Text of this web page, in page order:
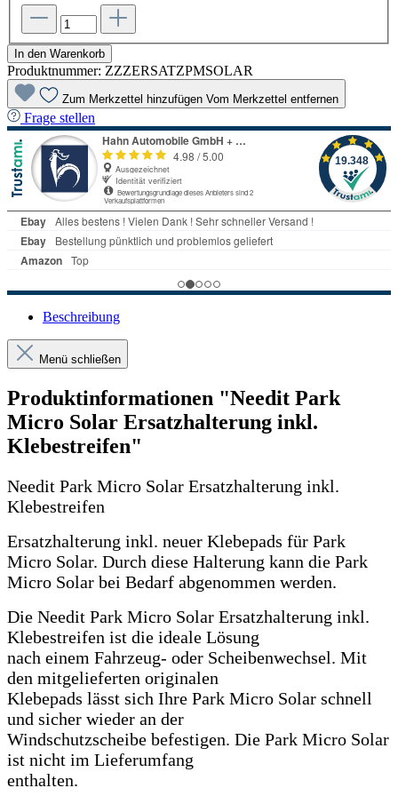
In den Warenkorb
Produktnummer: ZZZERSATZPMSOLAR
Zum Merkzettel hinzufügen Vom Merkzettel entfernen
Frage stellen
Beschreibung
Menü schließen
Produktinformationen "Needit Park
Micro Solar Ersatzhalterung inkl.
Klebestreifen"
Needit Park Micro Solar Ersatzhalterung inkl.
Klebestreifen
Ersatzhalterung inkl. neuer Klebepads für Park
Micro Solar. Durch diese Halterung kann die Park
Micro Solar bei Bedarf abgenommen werden.
Die Needit Park Micro Solar Ersatzhalterung inkl.
Klebestreifen ist die ideale Lösung
nach einem Fahrzeug- oder Scheibenwechsel. Mit
den mitgelieferten originalen
Klebepads lässt sich Ihre Park Micro Solar schnell
und sicher wieder an der
Windschutzscheibe befestigen. Die Park Micro Solar
ist nicht im Lieferumfang
enthalten.